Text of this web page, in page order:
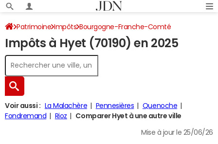
Patrimoine Impôts Bourgogne-Franche-Comté
Haute-Saône Hyet Impôt sur le revenu
Impôts à Hyet (70190) en 2025
Voir aussi : La Malachère Pennesières
Quenoche
Fondremand
Rioz Comparer Hyet à une autre ville
Mise à jour le 25/06/26